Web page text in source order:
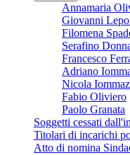
Annamaria
Giovanni
Filomena
Serafino
Francesco
Adriano
Nicola
Fabio Oliviero
Paolo Granata
Soggetti cessati
Titolari di incarichi
Atto di nomina